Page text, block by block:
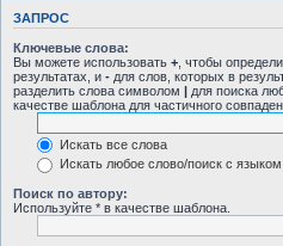
ЗАПРОС
Ключевые слова:
Вы можете использовать + , чтобы
результатах, и - для слов, которых в
разделить слова символом | для поиска
качестве шаблона для частичного
Искать все слова
Искать любое слово/поиск с
Поиск по автору:
Используйте * в качестве шаблона.